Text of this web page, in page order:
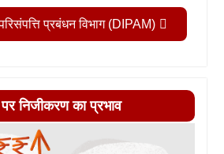
प्रबंधन विभाग (DIPAM)
निजीकरण का प्रभाव